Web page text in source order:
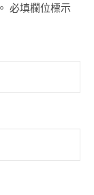
必填欄位標示